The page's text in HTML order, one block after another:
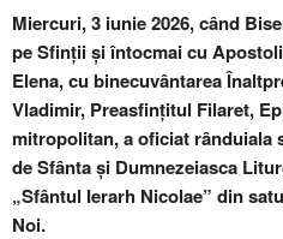
Miercuri, 3 iunie 2026, când
pe Sfinții și întocmai cu
Elena, cu binecuvântarea
Vladimir, Preasfințitul Filaret,
mitropolitan, a oficiat rânduiala
de Sfânta și Dumnezeiasca
„Sfântul Ierarh Nicolae” din
Noi.